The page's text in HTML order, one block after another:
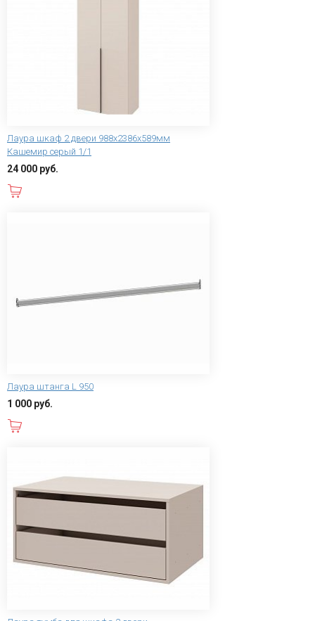
Лаура шкаф 2 двери 988x2386x589мм
Кашемир серый 1/1
24 000 руб.
Лаура штанга L 950
1 000 руб.